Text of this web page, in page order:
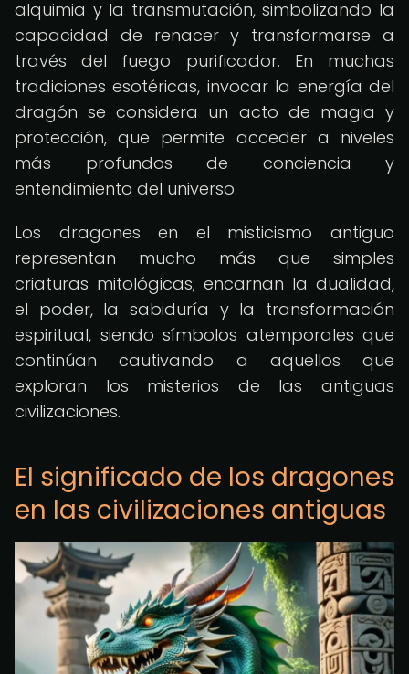
alquimia y la transmutación, simbolizando la
capacidad de renacer y transformarse a
través del fuego purificador. En muchas
tradiciones esotéricas, invocar la energía del
dragón se considera un acto de magia y
protección, que permite acceder a niveles
más profundos de conciencia y
entendimiento del universo.
Los dragones en el misticismo antiguo
representan mucho más que simples
criaturas mitológicas; encarnan la dualidad,
el poder, la sabiduría y la transformación
espiritual, siendo símbolos atemporales que
continúan cautivando a aquellos que
exploran los misterios de las antiguas
civilizaciones.
El significado de los dragones
en las civilizaciones antiguas